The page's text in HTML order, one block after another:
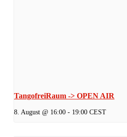
TangofreiRaum -> OPEN AIR
8. August @ 16:00 - 19:00 CEST